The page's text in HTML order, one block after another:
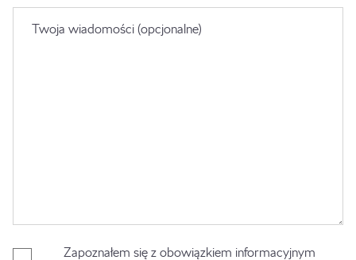
Twoja wiadomości (opcjonalne)
Zapoznałem się z obowiązkiem informacyjnym